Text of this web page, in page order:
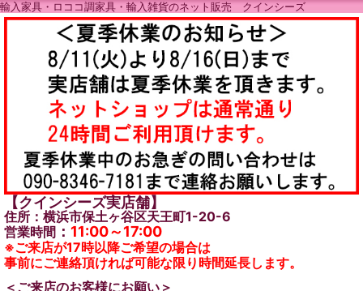
輸入家具・ロココ調家具・輸入雑貨のネット販売 クインシーズ
【クインシーズ実店舗】
住所：横浜市保土ヶ谷区天王町1-20-6
営業時間 ： 11:00～17:00
※ご来店が17時以降ご希望の場合は
事前にご連絡頂ければ可能な限り時間延長します。
＜ご来店のお客様にお願い＞